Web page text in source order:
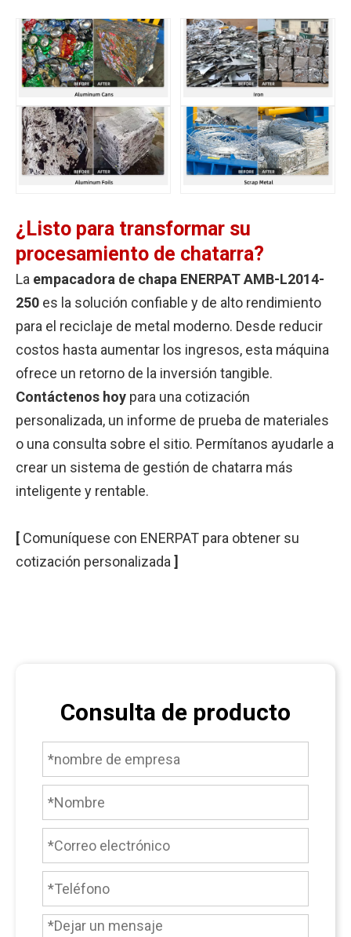
¿Listo para transformar su
procesamiento de chatarra?
La empacadora de chapa ENERPAT AMB-L2014-
250 es la solución confiable y de alto rendimiento
para el reciclaje de metal moderno. Desde reducir
costos hasta aumentar los ingresos, esta máquina
ofrece un retorno de la inversión tangible.
Contáctenos hoy para una cotización
personalizada, un informe de prueba de materiales
o una consulta sobre el sitio. Permítanos ayudarle a
crear un sistema de gestión de chatarra más
inteligente y rentable.
[ Comuníquese con ENERPAT para obtener su
cotización personalizada ]
Consulta de producto